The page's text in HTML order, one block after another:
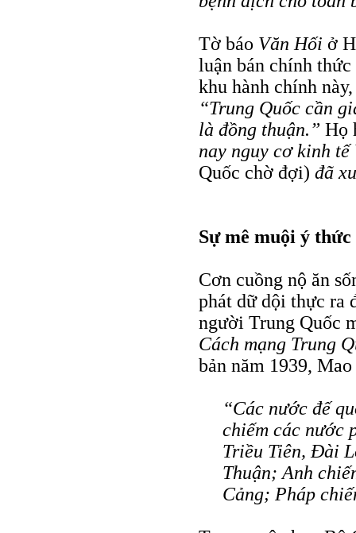
Tờ báo Văn Hối ở
luận bán chính
khu hành chính
“Trung Quốc cần
là đồng thuận.” Họ
nay nguy cơ kinh
Quốc chờ đợi) đã
Sự mê muội ý
Cơn cuồng nộ ăn
phát dữ dội thực ra
người Trung Quốc
Cách mạng Trung
bản năm 1939,
“Các nước đế
chiếm các nước
Triều Tiên, Đài
Thuận; Anh
Cảng; Pháp